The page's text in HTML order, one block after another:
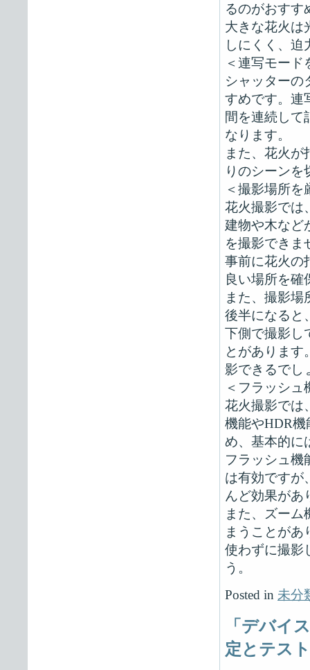
るのがおすす
大きな花火は
しにくく、
＜連写モー
シャッターの
すめです。連
間を連続して
なります。
また、花火
りのシーンを
＜撮影場所を
花火撮影では
建物や木など
を撮影できま
事前に花火の
良い場所を確
また、撮影
後半になると
下側で撮影し
とがあります
影できるでし
＜フラッシュ
花火撮影では
機能やHDR
め、基本的に
フラッシュ機
は有効ですが
んど効果があ
また、ズー
まうことが
使わずに撮影
う。
Posted in 未分
「デバイ
定とテス